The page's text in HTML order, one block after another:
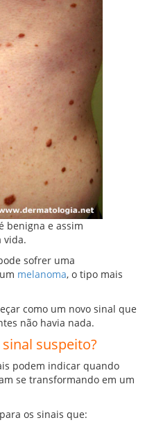
benigna e assim
vida.
sofrer uma
melanoma, o tipo mais
como um novo sinal que
não havia nada.
suspeito?
podem indicar quando
se transformando em um
os sinais que: